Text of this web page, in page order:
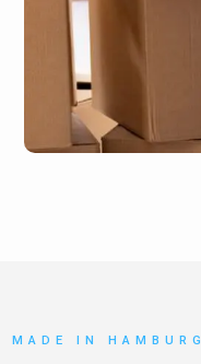
MADE IN HAMBURG